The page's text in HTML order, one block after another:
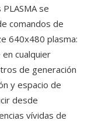
se
comandos de
640x480 plasma:
cualquier
de generación
y espacio de
desde
vívidas de